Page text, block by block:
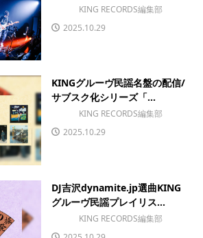
KING RECORDS編集部
2025.10.29
KINGグルーヴ民謡名盤の配信/
サブスク化シリーズ「...
KING RECORDS編集部
2025.10.29
DJ吉沢dynamite.jp選曲KING
グルーヴ民謡プレイリス...
KING RECORDS編集部